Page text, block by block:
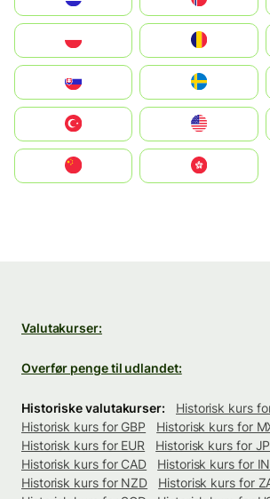
United States
中國香港特別行政區
Valutakurser:
Overfør penge til udlandet:
Historiske valutakurser:
Historisk kurs
Historisk kurs for GBP
Historisk kurs for
Historisk kurs for EUR
Historisk kurs for
Historisk kurs for CAD
Historisk kurs for
Historisk kurs for NZD
Historisk kurs for